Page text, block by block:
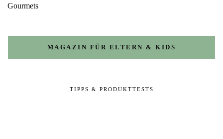
MAGAZIN FÜR ELTERN & KIDS
TIPPS & PRODUKTTESTS